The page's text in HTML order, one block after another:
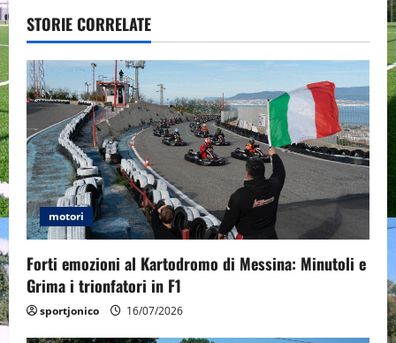
v
i
g
a
t
i
o
n
STORIE CORRELATE
motori
Forti emozioni al Kartodromo di Messina: Minutoli e
Grima i trionfatori in F1
sportjonico 16/07/2026